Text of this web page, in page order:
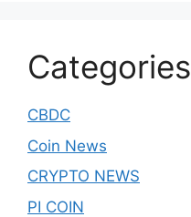
Categories
CBDC
Coin News
CRYPTO NEWS
PI COIN